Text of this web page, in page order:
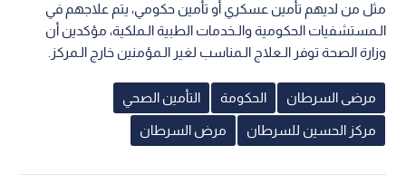
مثل من لديهم تأمين عسكري أو تأمين حكومي، يتم علاجهم في
الـمستشفيات الحكومية والـخدمات الطبية الـملكية، مؤكدين أن
وزارة الصحة توفر الـعلاج الـمناسب لغير الـمؤمنين خارج الـمركز.
مرضى السرطان الحكومة التأمين الصحي
مركز الحسين للسرطان مرض السرطان